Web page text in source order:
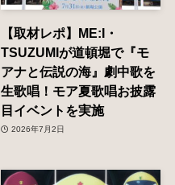
【取材レポ】ME:I・
TSUZUMIが道頓堀で『モ
アナと伝説の海』劇中歌を
生歌唱！モア夏歌唱お披露
目イベントを実施
2026年7月2日